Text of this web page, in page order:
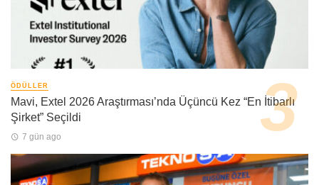
ÖDÜLLER
Mavi, Extel 2026 Araştırması’nda Üçüncü Kez “En İtibarlı
Şirket” Seçildi
7 gün ago